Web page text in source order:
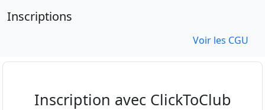
Inscriptions
Voir les CGU
Inscription avec ClickToClub